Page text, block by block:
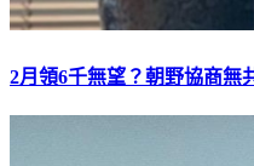
2月領6千無望？朝野協商